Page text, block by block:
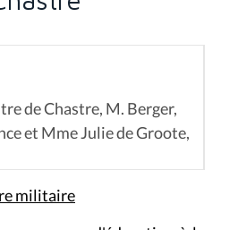
de Chastre, M. Berger,
et Mme Julie de Groote,
militaire